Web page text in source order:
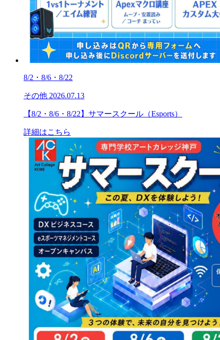
8/2・8/6・8/22
その他 2026.07.13
【8/2・8/6・8/22】サマースクール（Esports）
詳細はこちら